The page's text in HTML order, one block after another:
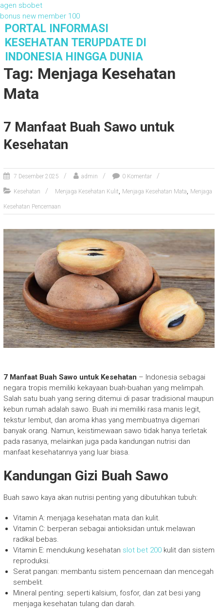
agen sbobet
bonus new member 100
PORTAL INFORMASI
KESEHATAN TERUPDATE DI
INDONESIA HINGGA DUNIA
Tag: Menjaga Kesehatan
Mata
7 Manfaat Buah Sawo untuk
Kesehatan
7 Desember 2025 admin 0 Komentar
Kesehatan Menjaga Kesehatan Kulit, Menjaga Kesehatan Mata, Menjaga
Kesehatan Pencernaan
7 Manfaat Buah Sawo untuk Kesehatan – Indonesia sebagai
negara tropis memiliki kekayaan buah-buahan yang melimpah.
Salah satu buah yang sering ditemui di pasar tradisional maupun
kebun rumah adalah sawo. Buah ini memiliki rasa manis legit,
tekstur lembut, dan aroma khas yang membuatnya digemari
banyak orang. Namun, keistimewaan sawo tidak hanya terletak
pada rasanya, melainkan juga pada kandungan nutrisi dan
manfaat kesehatannya yang luar biasa.
Kandungan Gizi Buah Sawo
Buah sawo kaya akan nutrisi penting yang dibutuhkan tubuh:
Vitamin A: menjaga kesehatan mata dan kulit.
Vitamin C: berperan sebagai antioksidan untuk melawan
radikal bebas.
Vitamin E: mendukung kesehatan slot bet 200kulit dan sistem
reproduksi.
Serat pangan: membantu sistem pencernaan dan mencegah
sembelit.
Mineral penting: seperti kalsium, fosfor, dan zat besi yang
menjaga kesehatan tulang dan darah.